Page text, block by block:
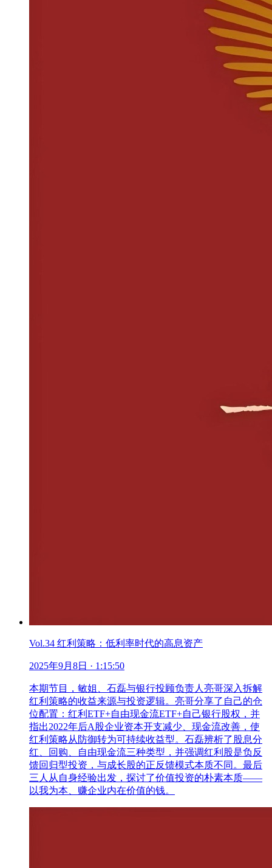
Vol.34 红利策略：低利率时代的高息资产
2025年9月8日 · 1:15:50
本期节目，敏姐、石磊与银行投顾负责人亮哥深入拆解
红利策略的收益来源与投资逻辑。亮哥分享了自己的仓
位配置：红利ETF+自由现金流ETF+自己银行股权，并
指出2022年后A股企业资本开支减少、现金流改善，使
红利策略从防御转为可持续收益型。石磊辨析了股息分
红、回购、自由现金流三种类型，并强调红利股是负反
馈回归型投资，与成长股的正反馈模式本质不同。最后
三人从自身经验出发，探讨了价值投资的朴素本质——
以我为本、赚企业内在价值的钱。